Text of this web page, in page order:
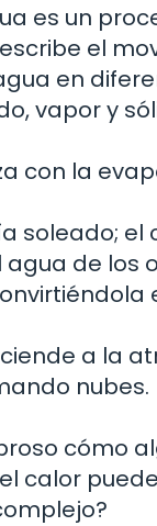
es un
el
en
vapor y
con la
soleado; el
de los
a la
nubes.
cómo
calor